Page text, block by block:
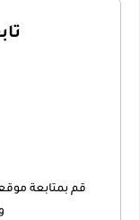
قم بمتابعة